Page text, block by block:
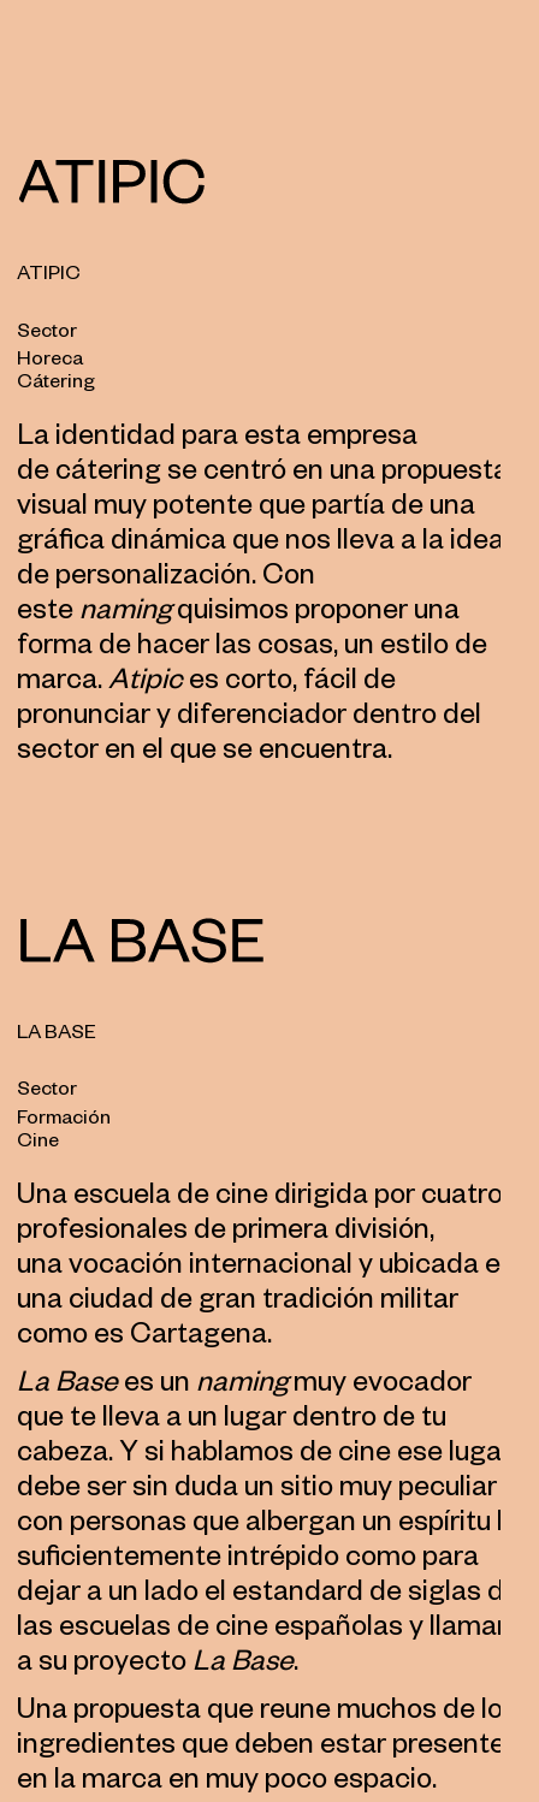
La identidad para esta empresa
de cátering se centró en una propuesta
visual muy potente que partía de una
gráfica dinámica que nos lleva a la idea
de personalización. Con
este namingquisimos proponer una
forma de hacer las cosas, un estilo de
marca.Atipices corto, fácil de
pronunciar y diferenciador dentro del
sector en el que se encuentra.
ATIPIC
Sector
Horeca
Cátering
Una escuela de cine dirigida por cuatro
profesionales de primera división,
una vocación internacional y ubicada en
una ciudad de gran tradición militar
como es Cartagena.
La Basees un namingmuy evocador
que te lleva a un lugar dentro de tu
cabeza. Y si hablamos de cine ese lugar
debe ser sin duda un sitio muy peculiar
con personas que albergan un espíritu lo
suficientemente intrépido como para
dejar a un lado el estandard de siglas de
las escuelas de cine españolas y llamar
a su proyecto La Base.
Una propuesta que reune muchos de los
ingredientes que deben estar presentes
en la marca en muy poco espacio.
LA BASE
Sector
Formación
Cine